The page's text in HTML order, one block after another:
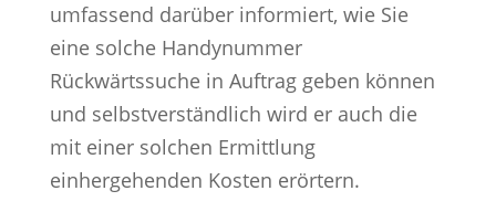
umfassend darüber informiert, wie Sie
eine solche Handynummer
Rückwärtssuche in Auftrag geben können
und selbstverständlich wird er auch die
mit einer solchen Ermittlung
einhergehenden Kosten erörtern.